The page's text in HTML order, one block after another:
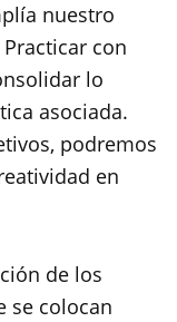
nuestro
con
lo
asociada.
podremos
en
de los
se colocan